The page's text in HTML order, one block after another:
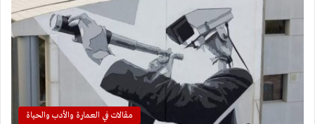
مقالات في العمارة والأدب والحياة